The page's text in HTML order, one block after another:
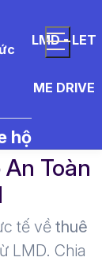
LMD - LET
ME DRIVE
hộ
Toàn
tế về thuê
LMD. Chia